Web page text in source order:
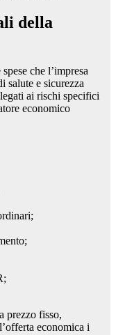
della
che l’impresa
salute e sicurezza
ai rischi specifici
economico
prezzo fisso,
economica i